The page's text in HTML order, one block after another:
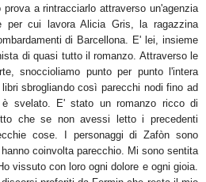
a rintracciarlo attraverso un'agenzia
per cui lavora Alicia Gris, la ragazzina
di Barcellona. E' lei, insieme
di quasi tutto il romanzo. Attraverso le
snoccioliamo punto per punto l'intera
sbrogliando così parecchi nodi fino ad
svelato. E' stato un romanzo ricco di
che se non avessi letto i precedenti
cose. I personaggi di Zafòn sono
coinvolta parecchio. Mi sono sentita
vissuto con loro ogni dolore e ogni gioia.